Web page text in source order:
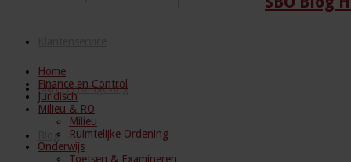
Mijn Leeromgeving
Blog
Home
Finance en Control
Juridisch
Milieu & RO
Milieu
Ruimtelijke Ordening
Onderwijs
Toetsen & Examineren